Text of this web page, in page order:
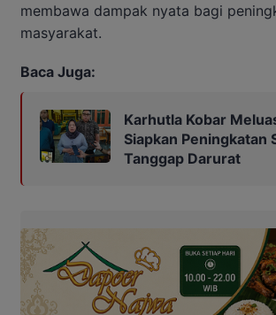
membawa dampak nyata bagi
masyarakat.
Baca Juga:
Karhutla Kobar
Siapkan Peningkatan
Tanggap Darurat